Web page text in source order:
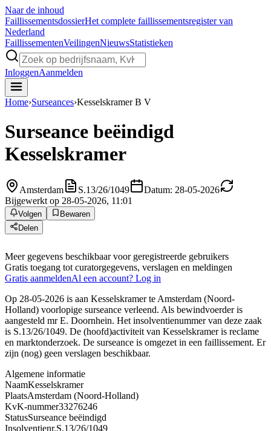
Naar de inhoud
FaillissementsdossierHet complete faillissementsregister van
Nederland
FaillissementenVeilingenNieuwsStatistieken
InloggenAanmelden
Home›Surseances›Kesselskramer B V
Surseance beëindigd
Kesselskramer
Amsterdam S.13/26/1049
Datum: 28-05-2026
Bijgewerkt op 28-05-2026, 11:01
Volgen
Bewaren
Delen
Meer gegevens beschikbaar voor geregistreerde gebruikers
Gratis toegang tot curatorgegevens, verslagen en meldingen
Gratis aanmeldenAl een account? Log in
Op 28-05-2026 is aan Kesselskramer te Amsterdam (Noord-
Holland) voorlopige surseance verleend. Als bewindvoerder is
aangesteld mr E. Doornhein. Het insolventienummer van deze zaak
is S.13/26/1049. De (hoofd)activiteit van Kesselskramer is reclame
en marktonderzoek. De surseance is omgezet in een faillissement. Er
zijn (nog) geen verslagen beschikbaar.
Algemene informatie
NaamKesselskramer
PlaatsAmsterdam (Noord-Holland)
KvK-nummer33276246
StatusSurseance beëindigd
Insolventienr.S.13/26/1049